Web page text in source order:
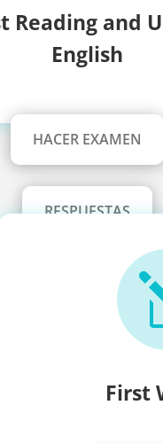
Reading and
English
HACER EXAMEN
RESPUESTAS
First